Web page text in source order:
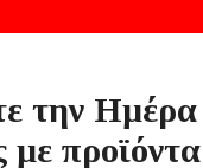
την Ημέρα
με